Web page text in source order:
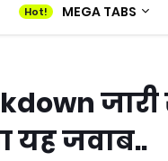
MEGA TABS
यह जवाब..